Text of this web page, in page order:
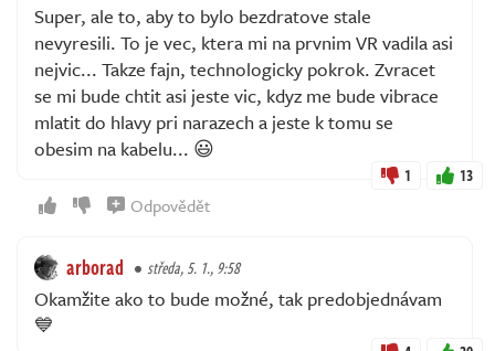
Super, ale to, aby to bylo bezdratove stale
nevyresili. To je vec, ktera mi na prvnim VR vadila asi
nejvic... Takze fajn, technologicky pokrok. Zvracet
se mi bude chtit asi jeste vic, kdyz me bude vibrace
mlatit do hlavy pri narazech a jeste k tomu se
obesim na kabelu... 😃
1 13
Odpovědět
arborad středa, 5. 1., 9:58
Okamžite ako to bude možné, tak predobjednávam
💙